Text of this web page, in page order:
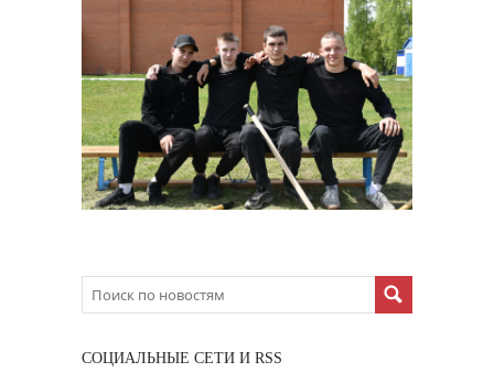
CОЦИАЛЬНЫЕ СЕТИ И RSS